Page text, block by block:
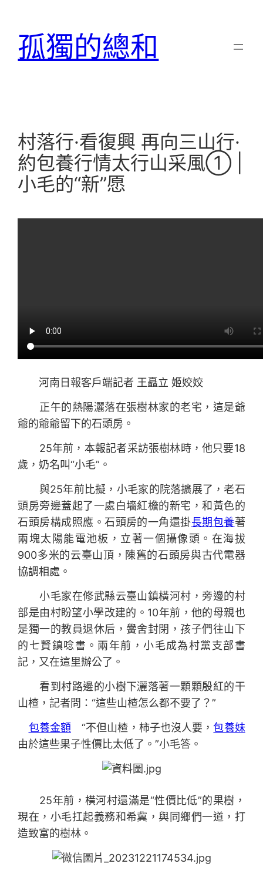
孤獨的總和
村落行·看復興 再向三山行·
約包養行情太行山采風① |
小毛的“新”愿
河南日報客戶端記者 王矗立 姬姣姣
正午的熱陽灑落在張樹林家的老宅，這是爺
爺的爺爺留下的石頭房。
25年前，本報記者采訪張樹林時，他只要18
歲，奶名叫“小毛”。
與25年前比擬，小毛家的院落擴展了，老石
頭房旁邊蓋起了一處白墻紅檐的新宅，和黃色的
石頭房構成照應。石頭房的一角還掛長期包養著
兩塊太陽能電池板，立著一個攝像頭。在海拔
900多米的云臺山頂，陳舊的石頭房與古代電器
協調相處。
小毛家在修武縣云臺山鎮橫河村，旁邊的村
部是由村盼望小學改建的。10年前，他的母親也
是獨一的教員退休后，黌舍封閉，孩子們往山下
的七賢鎮唸書。兩年前，小毛成為村黨支部書
記，又在這里辦公了。
看到村路邊的小樹下灑落著一顆顆殷紅的干
山楂，記者問：“這些山楂怎么都不要了？”
包養金額 “不但山楂，柿子也沒人要，包養妹
由於這些果子性價比太低了。”小毛答。
25年前，橫河村還滿是“性價比低”的果樹，
現在，小毛扛起義務和希冀，與同鄉們一道，打
造致富的樹林。